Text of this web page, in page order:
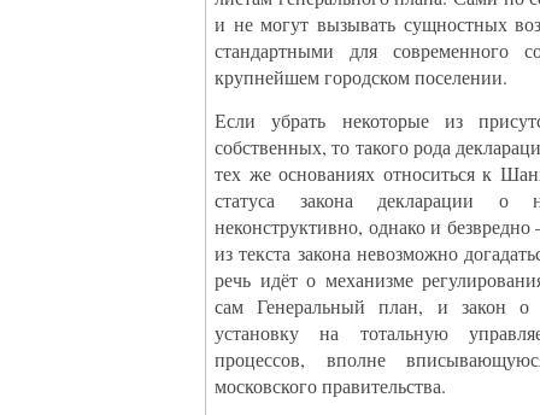
и не могут вызывать сущностных
стандартными для современного
крупнейшем городском поселении.
Если убрать некоторые из
собственных, то такого рода
тех же основаниях относиться к
статуса закона декларации о
неконструктивно, однако и
из текста закона невозможно
речь идёт о механизме
сам Генеральный план, и закон
установку на тотальную
процессов, вполне
московского правительства.